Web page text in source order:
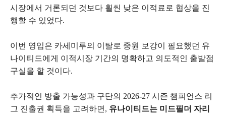
시장에서 거론되던 것보다 훨씬 낮은 이적료로 협상을 진
행할 수 있었다.
이번 영입은 카세미루의 이탈로 중원 보강이 필요했던 유
나이티드에게 이적시장 기간의 명확하고 의도적인 출발점
구실을 할 것이다.
추가적인 방출 가능성과 구단의 2026-27 시즌 챔피언스 리
그 진출권 획득을 고려하면, 유나이티드는 미드필더 자리